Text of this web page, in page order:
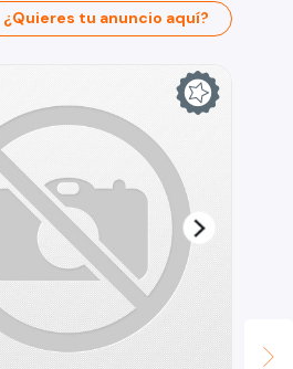
¿Quieres tu anuncio aquí?